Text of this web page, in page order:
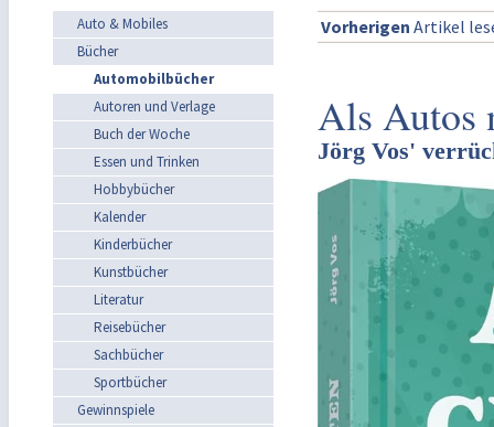
Auto & Mobiles
Bücher
Automobilbücher
Autoren und Verlage
Buch der Woche
Essen und Trinken
Hobbybücher
Kalender
Kinderbücher
Kunstbücher
Literatur
Reisebücher
Sachbücher
Sportbücher
Gewinnspiele
Vorherigen Artikel
Als Autos
Jörg Vos'